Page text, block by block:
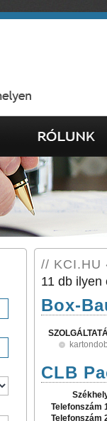
// KCI.HU
11 db ilyen
Box-
CLB
Telefonszám
Telefonszám